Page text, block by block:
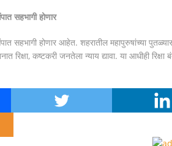
सहभागी होणार
सहभागी होणार आहेत. शहरातील महापुरुषांच्या
रिक्षा, कष्टकरी जनतेला न्याय द्यावा. या आधीही